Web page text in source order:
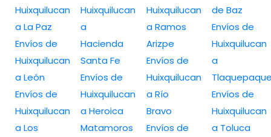
Huixquilucan
a La Paz
Envíos de
Huixquilucan
a León
Envíos de
Huixquilucan
a Los
Huixquilucan
a
Hacienda
Santa Fe
Envíos de
Huixquilucan
a Heroica
Matamoros
Huixquilucan
a Ramos
Arizpe
Envíos de
Huixquilucan
a Río
Bravo
Envíos de
de Baz
Envíos de
Huixquilucan
a
Envíos de
Huixquilucan
a Toluca